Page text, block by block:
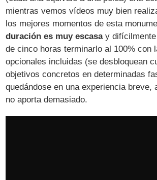
mientras vemos vídeos muy bien
los mejores momentos de esta
duración es muy escasay difícilmente
de cinco horas terminarlo al 100% con
opcionales incluidas (se desbloquean
objetivos concretos en determinadas
quedándose en una experiencia breve,
no aporta demasiado.